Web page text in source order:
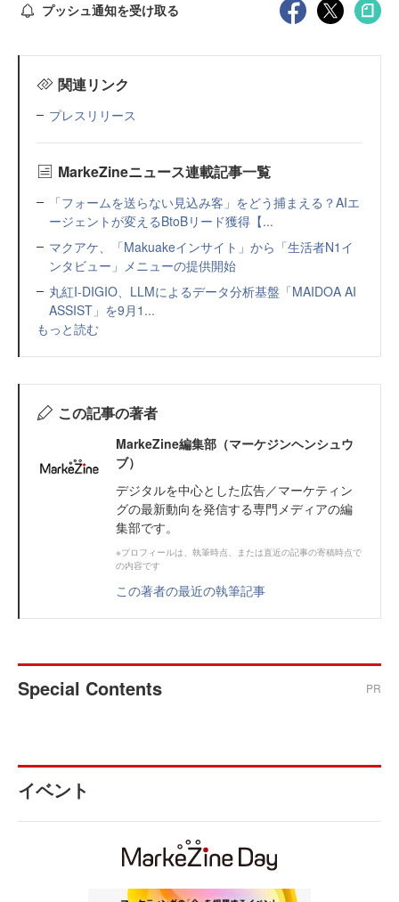
プッシュ通知を受け取る
関連リンク
プレスリリース
MarkeZineニュース連載記事一覧
「フォームを送らない見込み客」をどう捕まえる？AIエ
ージェントが変えるBtoBリード獲得【...
マクアケ、「Makuakeインサイト」から「生活者N1イ
ンタビュー」メニューの提供開始
丸紅I-DIGIO、LLMによるデータ分析基盤「MAIDOA AI
ASSIST」を9月1...
もっと読む
この記事の著者
MarkeZine編集部（マーケジンヘンシュウ
ブ）
デジタルを中心とした広告／マーケティン
グの最新動向を発信する専門メディアの編
集部です。
※プロフィールは、執筆時点、または直近の記事の寄稿時点で
の内容です
この著者の最近の執筆記事
Special Contents PR
イベント